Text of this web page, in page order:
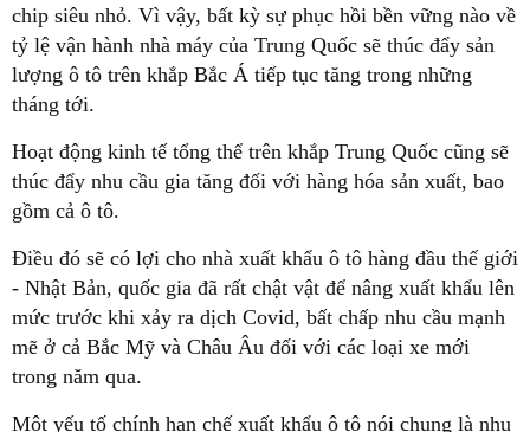
chip siêu nhỏ. Vì vậy, bất kỳ sự phục hồi bền vững nào về
tỷ lệ vận hành nhà máy của Trung Quốc sẽ thúc đẩy sản
lượng ô tô trên khắp Bắc Á tiếp tục tăng trong những
tháng tới.
Hoạt động kinh tế tổng thể trên khắp Trung Quốc cũng sẽ
thúc đẩy nhu cầu gia tăng đối với hàng hóa sản xuất, bao
gồm cả ô tô.
Điều đó sẽ có lợi cho nhà xuất khẩu ô tô hàng đầu thế giới
- Nhật Bản, quốc gia đã rất chật vật để nâng xuất khẩu lên
mức trước khi xảy ra dịch Covid, bất chấp nhu cầu mạnh
mẽ ở cả Bắc Mỹ và Châu Âu đối với các loại xe mới
trong năm qua.
Một yếu tố chính hạn chế xuất khẩu ô tô nói chung là nhu